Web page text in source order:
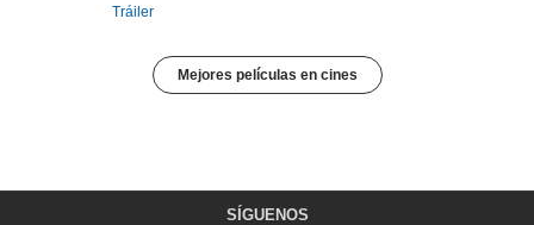
Tráiler
Mejores películas en cines
SÍGUENOS